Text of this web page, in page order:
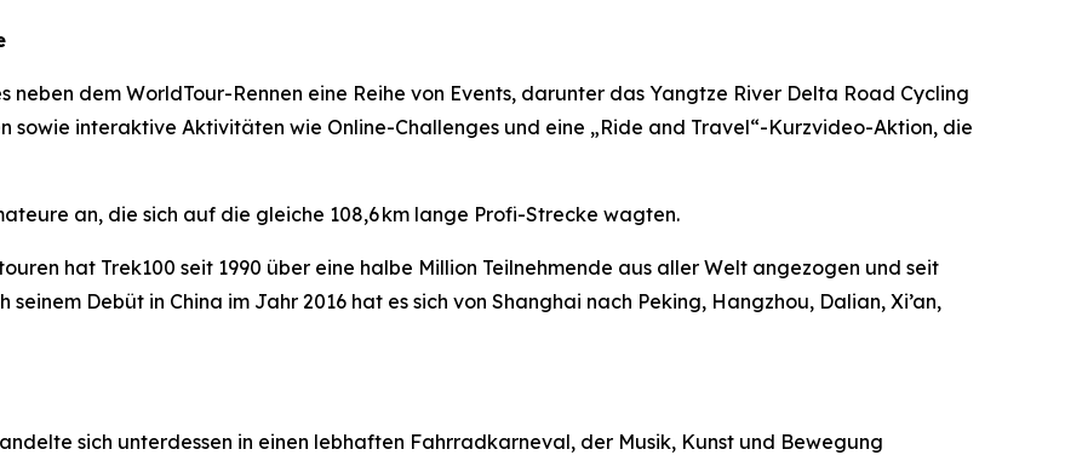
dem WorldTour-Rennen eine Reihe von Events, darunter das Yangtze River Delta Road Cycling
sowie interaktive Aktivitäten wie Online-Challenges und eine „Ride and Travel“-Kurzvideo-Aktion, die
an, die sich auf die gleiche 108,6 km lange Profi-Strecke wagten.
hat Trek100 seit 1990 über eine halbe Million Teilnehmende aus aller Welt angezogen und seit
Debüt in China im Jahr 2016 hat es sich von Shanghai nach Peking, Hangzhou, Dalian, Xi’an,
sich unterdessen in einen lebhaften Fahrradkarneval, der Musik, Kunst und Bewegung